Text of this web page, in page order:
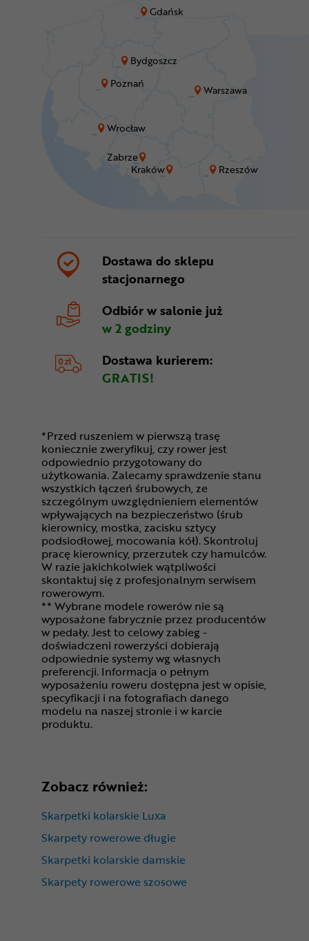
Bydgoszcz
Gdańsk
Kraków
Poznań
Rzeszów
Warszawa
Wrocław
Zabrze
Dostawa do sklepu
stacjonarnego
Odbiór w salonie już
w 2 godziny
Dostawa kurierem:
GRATIS!
*Przed ruszeniem w pierwszą trasę
koniecznie zweryfikuj, czy rower jest
odpowiednio przygotowany do
użytkowania. Zalecamy sprawdzenie stanu
wszystkich łączeń śrubowych, ze
szczególnym uwzględnieniem elementów
wpływających na bezpieczeństwo (śrub
kierownicy, mostka, zacisku sztycy
podsiodłowej, mocowania kół). Skontroluj
pracę kierownicy, przerzutek czy hamulców.
W razie jakichkolwiek wątpliwości
skontaktuj się z profesjonalnym serwisem
rowerowym.
** Wybrane modele rowerów nie są
wyposażone fabrycznie przez producentów
w pedały. Jest to celowy zabieg -
doświadczeni rowerzyści dobierają
odpowiednie systemy wg własnych
preferencji. Informacja o pełnym
wyposażeniu roweru dostępna jest w opisie,
specyfikacji i na fotografiach danego
modelu na naszej stronie i w karcie
produktu.
Zobacz również:
Skarpetki kolarskie Luxa
Skarpety rowerowe długie
Skarpetki kolarskie damskie
Skarpety rowerowe szosowe